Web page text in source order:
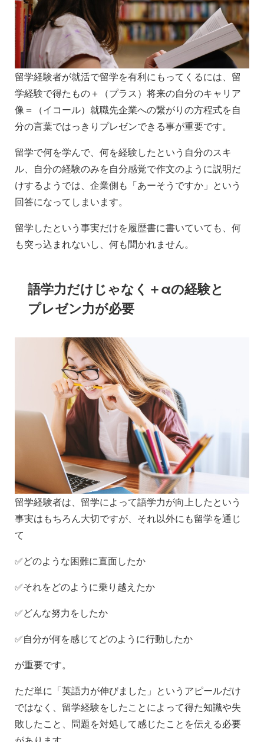
留学経験者が就活で留学を有利にもってくるには、留
学経験で得たもの＋（プラス）将来の自分のキャリア
像＝（イコール）就職先企業への繋がりの方程式を自
分の言葉ではっきりプレゼンできる事が重要です。
留学で何を学んで、何を経験したという自分のスキ
ル、自分の経験のみを自分感覚で作文のように説明だ
けするようでは、企業側も「あーそうですか」という
回答になってしまいます。
留学したという事実だけを履歴書に書いていても、何
も突っ込まれないし、何も聞かれません。
語学力だけじゃなく＋αの経験と
プレゼン力が必要
留学経験者は、留学によって語学力が向上したという
事実はもちろん大切ですが、それ以外にも留学を通じ
て
✅どのような困難に直面したか
✅それをどのように乗り越えたか
✅どんな努力をしたか
✅自分が何を感じてどのように行動したか
が重要です。
ただ単に「英語力が伸びました」というアピールだけ
ではなく、留学経験をしたことによって得た知識や失
敗したこと、問題を対処して感じたことを伝える必要